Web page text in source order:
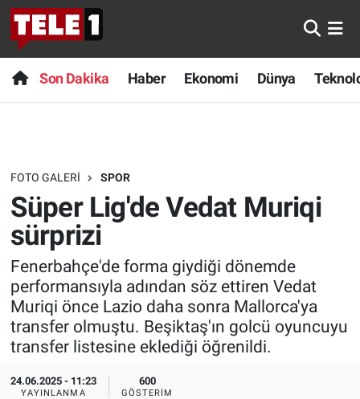
Son Dakika Haber Ekonomi Dünya
FOTO GALERI SPOR
Süper Lig'de Vedat Muriqi
sürprizi
Fenerbahçe'de forma giydiği dönemde
performansıyla adından söz ettiren Vedat
Muriqi önce Lazio daha sonra Mallorca'ya
transfer olmuştu. Beşiktaş'ın golcü oyuncuyu
transfer listesine eklediği öğrenildi.
24.06.2025 - 11:23
YAYINLANMA
600
GÖSTERIM
Anında Manşet
Başka Sohbetler
Bilim turu
Bilim ve Teknoloji Evreni
Doğa Konuşuyor
Dünya
Ege Saati
Ege'den Esintiler
Son Dakika
Haber
Dünya
Teknoloji
Sağlık
Spor
Yayın Akışı
İletişim
Nöbetçi Eczaneler
Hava Durumu
Trafik Durumu
Süper Lig Puan Durumu ve Fikstür
Tüm Manşetler
Son Dakika Haberleri
Haber Arşivi